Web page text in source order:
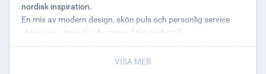
nordisk inspiration.
En mix av modern design, skön puls och personlig service
skapar en atmosfär du gärna återvänder till.
VISA MER